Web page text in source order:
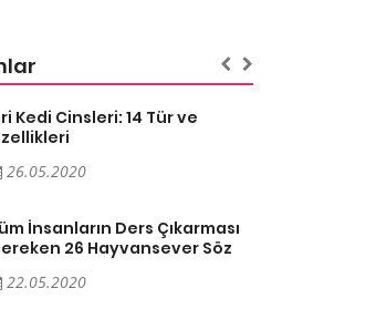
Kedi Cinsleri: 14 Tür ve
26.05.2020
İnsanların Ders Çıkarması
26 Hayvansever Söz
22.05.2020